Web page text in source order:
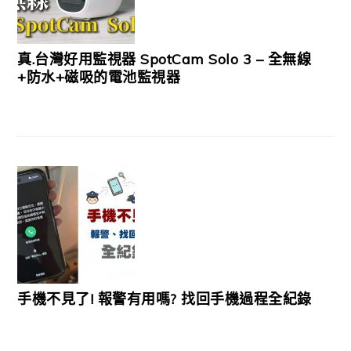
真.台灣好用監視器 SpotCam Solo 3 – 全無線
+防水+磁吸的電池監視器
手機不見了! 報警有用嗎? 找回手機過程全紀錄